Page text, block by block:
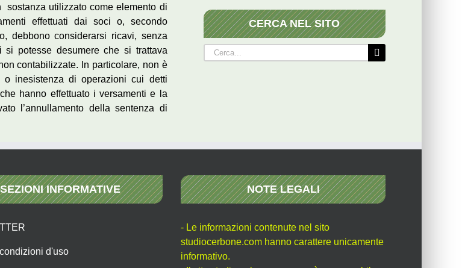
utilizzato come elemento di
effettuati dai soci o, secondo
debbono considerarsi ricavi, senza
potesse desumere che si trattava
contabilizzate. In particolare, non è
inesistenza di operazioni cui detti
hanno effettuato i versamenti e la
l’annullamento della sentenza di
CERCA NEL SITO
Cerca
per:
SEZIONI INFORMATIVE
d'uso
NOTE LEGALI
- Le informazioni contenute nel sito
studiocerbone.com hanno carattere unicamente
informativo.